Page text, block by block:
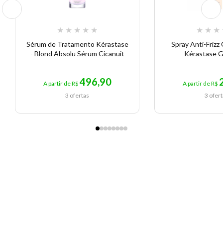
★ ★ ★ ★ ★
Sérum de Tratamento Kérastase
- Blond Absolu Sérum Cicanuit
A partir de R$ 496,90
3 ofertas
★ ★ ★
Spray Anti-Frizz
Kérastase
A partir de R$
3